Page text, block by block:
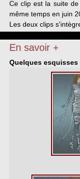
Ce clip est la suite
même temps en juin
Les deux clips
En savoir +
Quelques